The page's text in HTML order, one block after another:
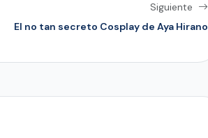
Siguiente
El no tan secreto Cosplay de Aya Hirano